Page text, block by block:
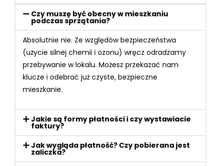
Czy muszę być obecny w mieszkaniu
podczas sprzątania?
Absolutnie nie. Ze względów bezpieczeństwa
(użycie silnej chemii i ozonu) wręcz odradzamy
przebywanie w lokalu. Możesz przekazać nam
klucze i odebrać już czyste, bezpieczne
mieszkanie.
Jakie są formy płatności i czy wystawiacie
faktury?
Jak wygląda płatność? Czy pobierana jest
zaliczka?